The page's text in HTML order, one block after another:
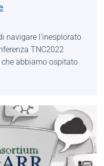
navigare l'inesplorato
TNC2022
abbiamo ospitato